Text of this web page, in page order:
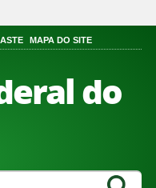
MAPA DO SITE
do